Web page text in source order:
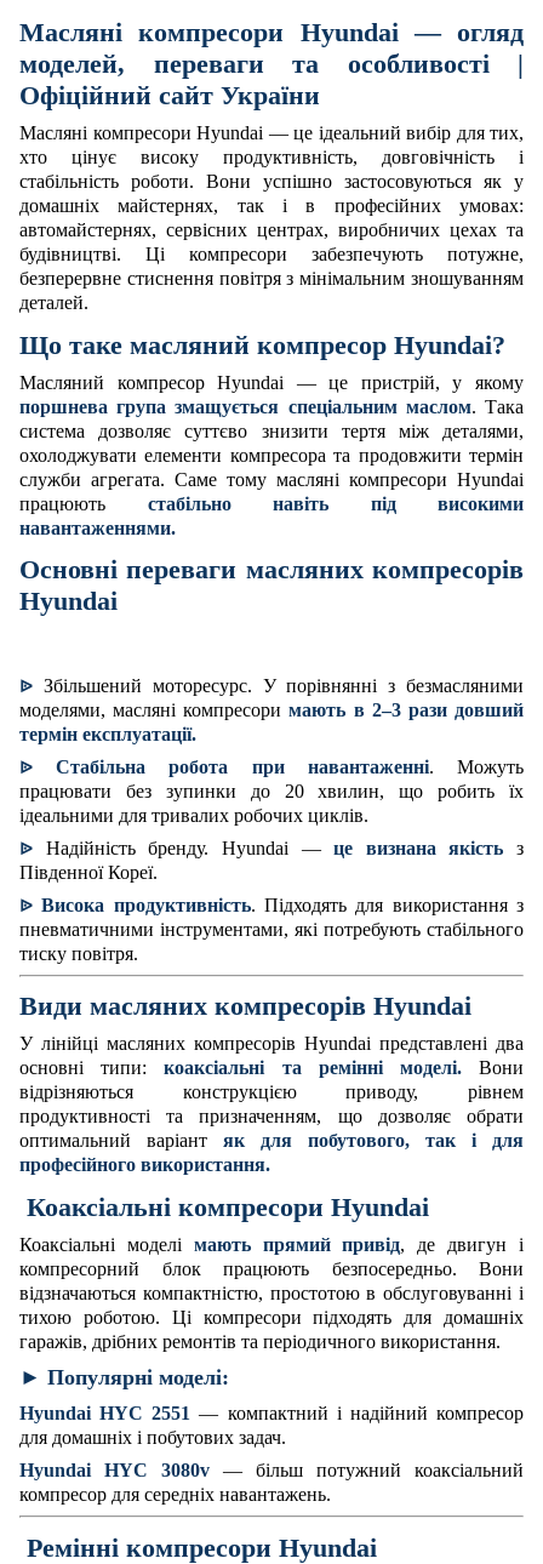
Масляні компресори Hyundai — огляд
моделей, переваги та особливості |
Офіційний сайт України
Масляні компресори Hyundai — це ідеальний вибір для тих,
хто цінує високу продуктивність, довговічність і
стабільність роботи. Вони успішно застосовуються як у
домашніх майстернях, так і в професійних умовах:
автомайстернях, сервісних центрах, виробничих цехах та
будівництві. Ці компресори забезпечують потужне,
безперервне стиснення повітря з мінімальним зношуванням
деталей.
Що таке масляний компресор Hyundai?
Масляний компресор Hyundai — це пристрій, у якому
поршнева група змащується спеціальним маслом. Така
система дозволяє суттєво знизити тертя між деталями,
охолоджувати елементи компресора та продовжити термін
служби агрегата. Саме тому масляні компресори Hyundai
працюють стабільно навіть під високими
навантаженнями.
Основні переваги масляних компресорів
Hyundai
ᐉ Збільшений моторесурс. У порівнянні з безмасляними
моделями, масляні компресоримають в 2–3 рази довший
термін експлуатації.
ᐉСтабільна робота при навантаженні. Можуть
працювати без зупинки до 20 хвилин, що робить їх
ідеальними для тривалих робочих циклів.
ᐉ Надійність бренду. Hyundai —це визнана якість з
Південної Кореї.
ᐉВисока продуктивність. Підходять для використання з
пневматичними інструментами, які потребують стабільного
тиску повітря.
Види масляних компресорів Hyundai
У лінійці масляних компресорів Hyundai представлені два
основні типи:коаксіальні та ремінні моделі.Вони
відрізняються конструкцією приводу, рівнем
продуктивності та призначенням, що дозволяє обрати
оптимальний варіант як для побутового, так і для
професійного використання.
Коаксіальні компресори Hyundai
Коаксіальні моделі мають прямий привід, де двигун і
компресорний блок працюють безпосередньо. Вони
відзначаються компактністю, простотою в обслуговуванні і
тихою роботою. Ці компресори підходять для домашніх
гаражів, дрібних ремонтів та періодичного використання.
► Популярні моделі:
Hyundai HYC 2551 — компактний і надійний компресор
для домашніх і побутових задач.
Hyundai HYC 3080v
— більш потужний коаксіальний
компресор для середніх навантажень.
Ремінні компресори Hyundai